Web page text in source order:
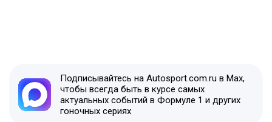
Подписывайтесь на Autosport.com.ru в Max,
чтобы всегда быть в курсе самых
актуальных событий в Формуле 1 и других
гоночных сериях